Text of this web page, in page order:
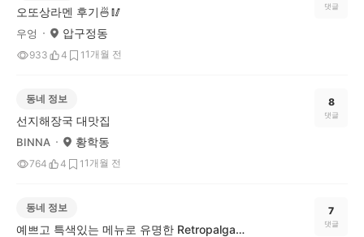
오또상라멘 후기🍜🥢
우엉 압구정동
933 4 1 1개월 전
댓글
동네 정보
선지해장국 대맛집
BINNA 황학동
764 4 1 1개월 전
8
댓글
동네 정보
예쁘고 특색있는 메뉴로 유명한 Retropalga(커피 로스터스)
7
댓글